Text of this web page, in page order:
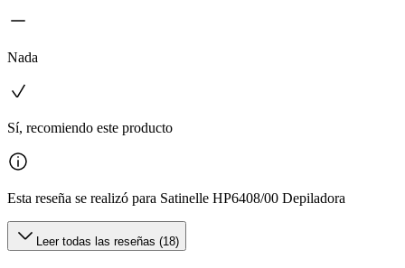
Nada
Sí, recomiendo este producto
Esta reseña se realizó para Satinelle HP6408/00 Depiladora
Leer todas las reseñas (18)